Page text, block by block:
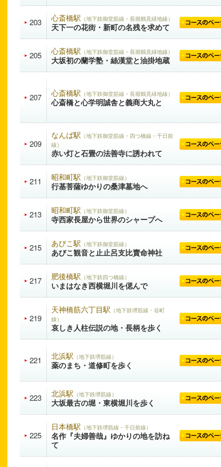
203 心斎橋駅 （地下鉄御堂筋線・長堀鶴見緑地線）
天下一の花街・新町の名残を求めて
205 心斎橋駅 （地下鉄御堂筋線・長堀鶴見緑地線）
大坂初の蘭学塾・絲漢堂と油掛地蔵
207 心斎橋駅 （地下鉄御堂筋線・長堀鶴見緑地線）
心斎橋と心学明誠舎と義商大丸と
209
なんば駅 （地下鉄御堂筋線・四つ橋線・千日前
線）
赤い灯と石畳の法善寺に誘われて
211 昭和町駅 （地下鉄御堂筋線）
行基菩薩ゆかりの桑津墓地へ
213 昭和町駅 （地下鉄御堂筋線）
寺西家長屋から世界のシャープへ
215 あびこ駅 （地下鉄御堂筋線）
あびこ観音と止止呂支比賣命神社
217 肥後橋駅 （地下鉄四つ橋線）
いまはなき西横堀川を偲んで
219
天神橋筋六丁目駅 （地下鉄堺筋線・谷町
線）
哀しき人柱伝説の地・長柄を歩く
221 北浜駅 （地下鉄堺筋線）
薬のまち・道修町を歩く
223 北浜駅 （地下鉄堺筋線）
大坂最古の堀・東横堀川を歩く
225
日本橋駅 （地下鉄堺筋線・千日前線）
名作『夫婦善哉』ゆかりの地を訪ね
て